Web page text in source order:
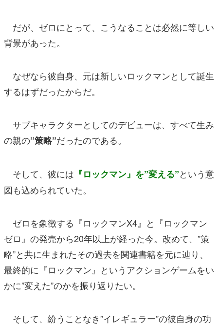
だが、ゼロにとって、こうなることは必然に等しい
背景があった。
なぜなら彼自身、元は新しいロックマンとして誕生
するはずだったからだ。
サブキャラクターとしてのデビューは、すべて生み
の親の”策略”だったのである。
そして、彼には 『ロックマン』を”変える”という意
図も込められていた。
ゼロを象徴する『ロックマンX4』と『ロックマン
ゼロ』の発売から20年以上が経った今。改めて、”策
略”と共に生まれたその過去を関連書籍を元に辿り、
最終的に『ロックマン』というアクションゲームをい
かに”変えた”のかを振り返りたい。
そして、紛うことなき”イレギュラー”の彼自身の功